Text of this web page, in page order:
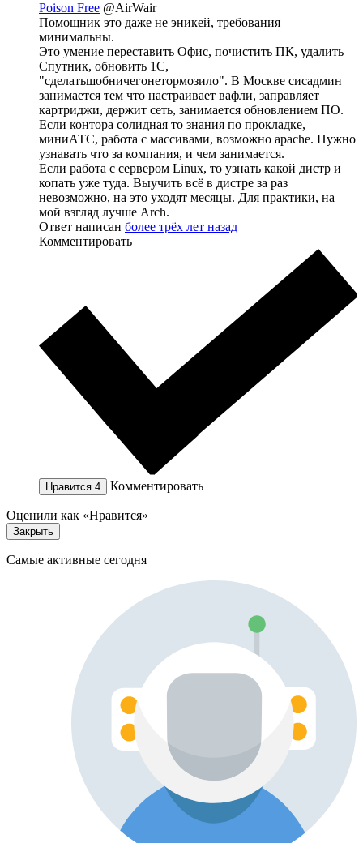
Poison Free @AirWair
Помощник это даже не эникей, требования
минимальны.
Это умение переставить Офис, почистить ПК, удалить
Спутник, обновить 1С,
"сделатьшобничегонетормозило". В Москве сисадмин
занимается тем что настраивает вафли, заправляет
картриджи, держит сеть, занимается обновлением ПО.
Если контора солидная то знания по прокладке,
миниАТС, работа с массивами, возможно apache. Нужно
узнавать что за компания, и чем занимается.
Если работа с сервером Linux, то узнать какой дистр и
копать уже туда. Выучить всё в дистре за раз
невозможно, на это уходят месяцы. Для практики, на
мой взгляд лучше Arch.
Ответ написан более трёх лет назад
Комментировать
Нравится 4 Комментировать
Оценили как «Нравится»
Закрыть
Самые активные сегодня